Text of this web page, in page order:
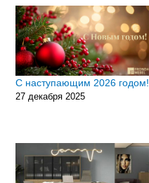
С наступающим 2026 годом!
27 декабря 2025